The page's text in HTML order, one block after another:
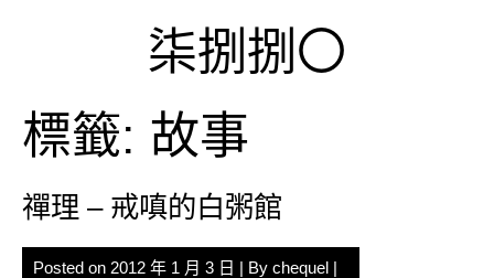
柒捌捌〇
標籤: 故事
禪理 – 戒嗔的白粥館
Posted on 2012 年 1 月 3 日 | By chequel |